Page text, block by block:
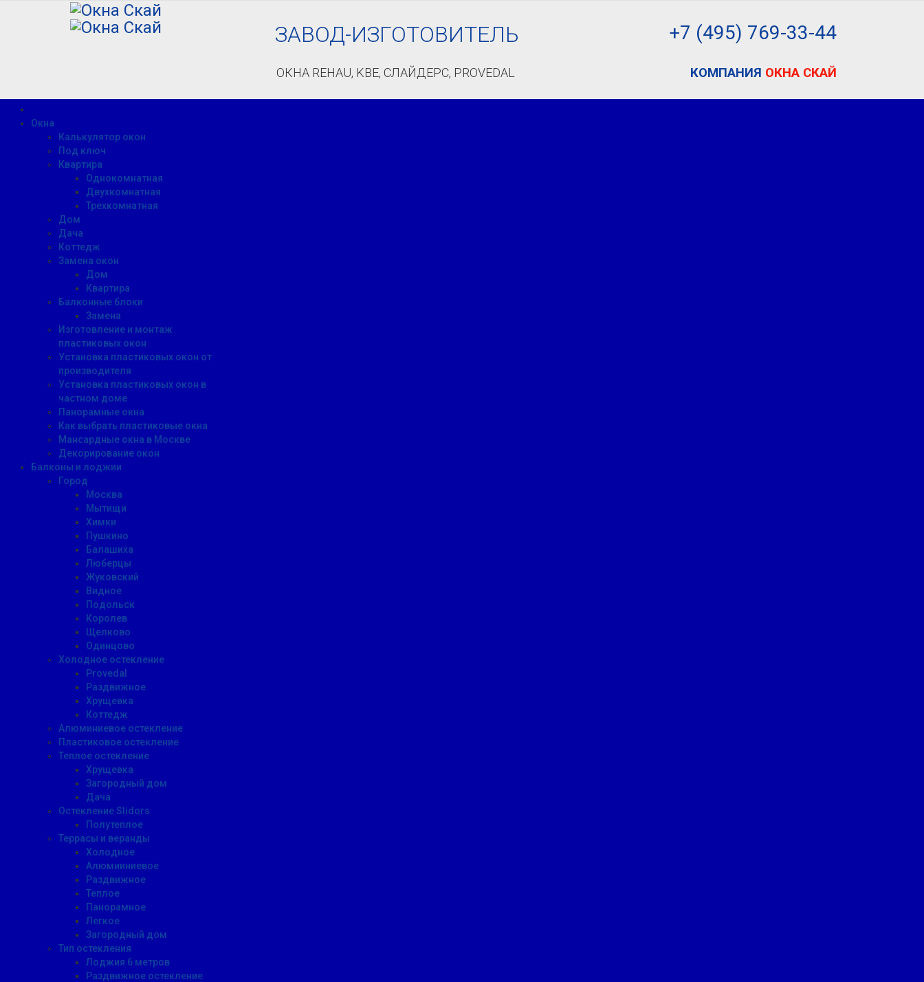
ЗАВОД-ИЗГОТОВИТЕЛЬ
ОКНА REHAU, KBE, СЛАЙДЕРС, PROVEDAL
+7 (495) 769-33-44
КОМПАНИЯ ОКНА СКАЙ
Окна
Калькулятор окон
Под ключ
Квартира
Однокомнатная
Двухкомнатная
Трехкомнатная
Дом
Дача
Коттедж
Замена окон
Дом
Квартира
Балконные блоки
Замена
Изготовление и монтаж
пластиковых окон
Установка пластиковых окон от
производителя
Установка пластиковых окон в
частном доме
Панорамные окна
Как выбрать пластиковые окна
Мансардные окна в Москве
Декорирование окон
Балконы и лоджии
Город
Москва
Мытищи
Химки
Пушкино
Балашиха
Люберцы
Жуковский
Видное
Подольск
Королев
Щелково
Одинцово
Холодное остекление
Provedal
Раздвижное
Хрущевка
Коттедж
Алюминиевое остекление
Пластиковое остекление
Теплое остекление
Хрущевка
Загородный дом
Дача
Остекление Slidors
Полутеплое
Террасы и веранды
Холодное
Алюмииниевое
Раздвижное
Теплое
Панорамное
Легкое
Загородный дом
Тип остекления
Лоджия 6 метров
Раздвижное остекление